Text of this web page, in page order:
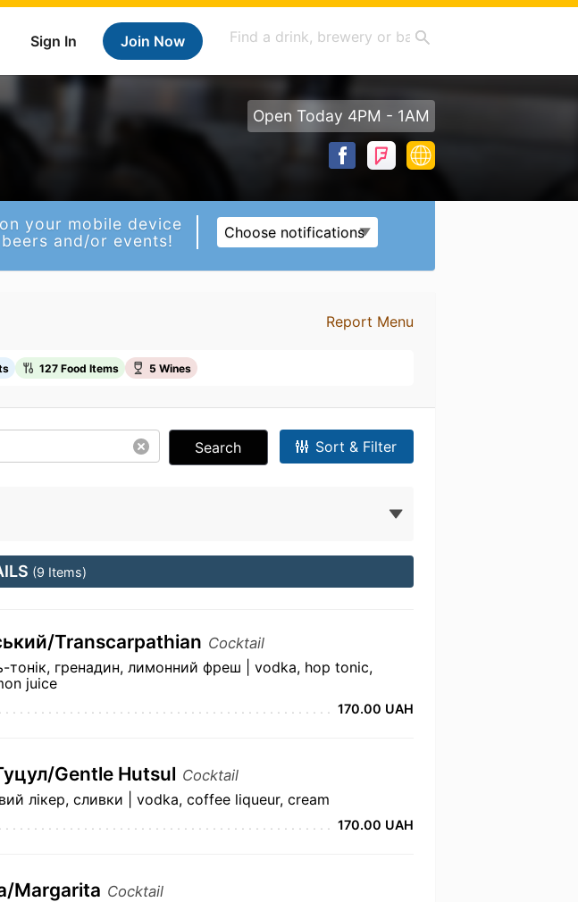
Sign In Join Now
Open Today 4PM - 1AM
your mobile device
and/or events!
Choose notifications
Report Menu
127 Food Items 5 Wines
Search Sort & Filter
(9 Items)
Transcarpathian Cocktail
тонік, гренадин, лимонний фреш | vodka, hop tonic,
juice
170.00 UAH
Gentle Hutsul Cocktail
лікер, сливки | vodka, coffee liqueur, cream
170.00 UAH
Margarita Cocktail